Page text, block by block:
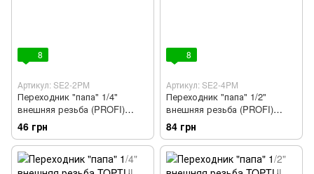
8
Артикул: SE2-2PM
Переходник "папа" 1/4"
внешняя резьба (PROFI)
AIRKRAFT. Made in Italy. SE2-
2PM
46 грн
8
Артикул: SE2-4PM
Переходник "папа" 1/2"
внешняя резьба (PROFI)
AIRKRAFT Made in Italy. SE2-
4PM
84 грн